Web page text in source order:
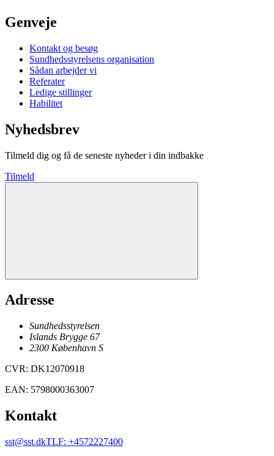
Genveje
Kontakt og besøg
Sundhedsstyrelsens organisation
Sådan arbejder vi
Referater
Ledige stillinger
Habilitet
Nyhedsbrev
Tilmeld dig og få de seneste nyheder i din indbakke
Tilmeld
Adresse
Sundhedsstyrelsen
Islands Brygge 67
2300 København S
CVR: DK12070918
EAN: 5798000363007
Kontakt
sst@sst.dkTLF: +4572227400